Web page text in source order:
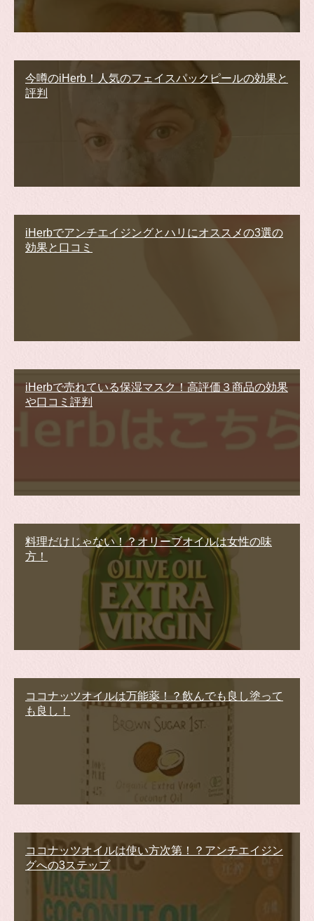
今噂のiHerb！人気のフェイスパックピールの効果と
評判
iHerbでアンチエイジングとハリにオススメの3選の
効果と口コミ
iHerbで売れている保湿マスク！高評価３商品の効果
や口コミ評判
料理だけじゃない！？オリーブオイルは女性の味
方！
ココナッツオイルは万能薬！？飲んでも良し塗って
も良し！
ココナッツオイルは使い方次第！？アンチエイジン
グへの3ステップ